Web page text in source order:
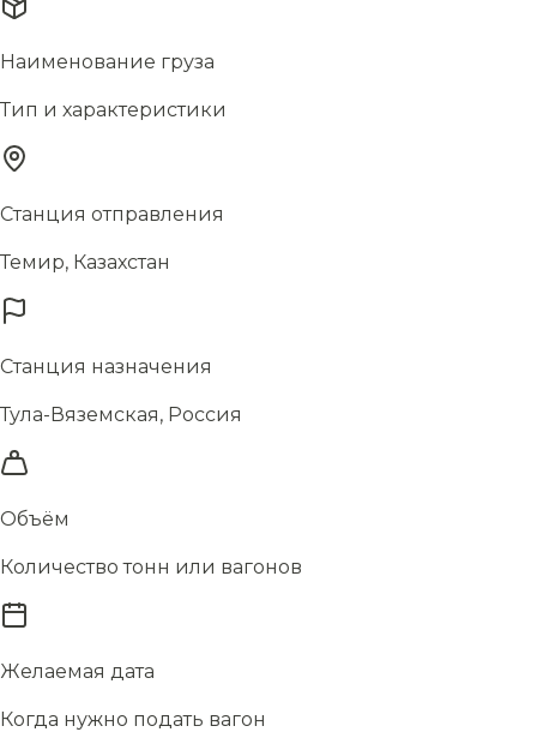
Наименование груза
Тип и характеристики
Станция отправления
Темир, Казахстан
Станция назначения
Тула-Вяземская, Россия
Объём
Количество тонн или вагонов
Желаемая дата
Когда нужно подать вагон